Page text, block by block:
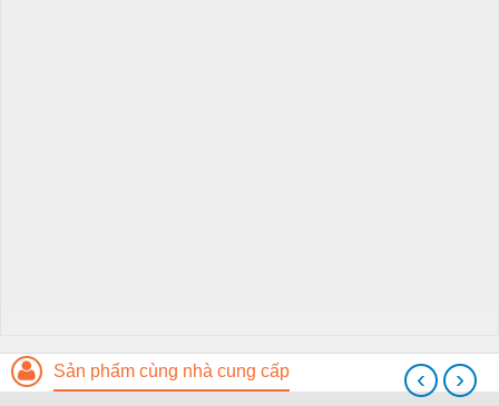
Sản phẩm cùng nhà cung cấp ‹ ›